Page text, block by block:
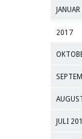
2017
JULI